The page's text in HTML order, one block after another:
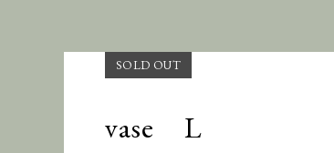
vase L